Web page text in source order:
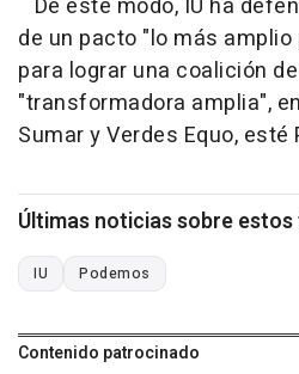
De este modo, IU ha
de un pacto "lo más
para lograr una coalición
"transformadora amplia",
Sumar y Verdes Equo, esté
Últimas noticias sobre
IU Podemos
Contenido patrocinado